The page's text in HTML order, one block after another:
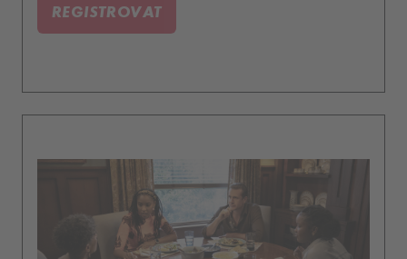
REGISTROVAT